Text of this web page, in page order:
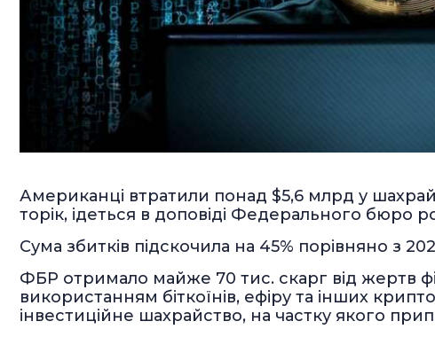
Американці втратили понад $5,6 млрд у
торік, ідеться в доповіді Федерального бюро
Сума збитків підскочила на 45% порівняно з
ФБР отримало майже 70 тис. скарг від жертв
використанням біткоїнів, ефіру та інших
інвестиційне шахрайство, на частку якого